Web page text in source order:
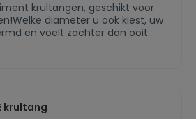
krultangen, geschikt voor
diameter u ook kiest, uw
en voelt zachter dan ooit
uniek is, kunt u de temperatuur
uw haartype. Het geïsoleerde
die bij uw haar past!
krultang